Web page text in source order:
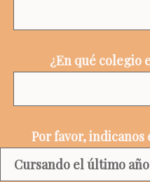
¿En qué colegio
Por favor, indicanos